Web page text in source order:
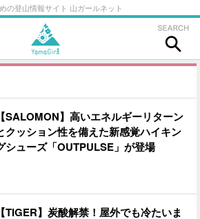
の登山情報サイト 山ガールネット
【SALOMON】高いエネルギーリターン
クッション性を備えた新感覚ハイキン
シューズ「OUTPULSE」が登場
【TIGER】炭酸解禁！屋外でも冷たいま